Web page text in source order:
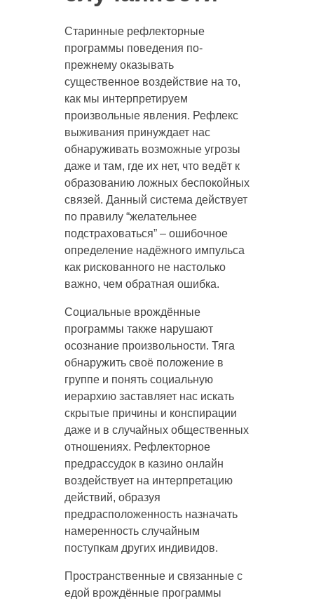
Старинные рефлекторные
программы поведения по-
прежнему оказывать
существенное воздействие на то,
как мы интерпретируем
произвольные явления. Рефлекс
выживания принуждает нас
обнаруживать возможные угрозы
даже и там, где их нет, что ведёт к
образованию ложных беспокойных
связей. Данный система действует
по правилу “желательнее
подстраховаться” – ошибочное
определение надёжного импульса
как рискованного не настолько
важно, чем обратная ошибка.
Социальные врождённые
программы также нарушают
осознание произвольности. Тяга
обнаружить своё положение в
группе и понять социальную
иерархию заставляет нас искать
скрытые причины и конспирации
даже и в случайных общественных
отношениях. Рефлекторное
предрассудок в казино онлайн
воздействует на интерпретацию
действий, образуя
предрасположенность назначать
намеренность случайным
поступкам других индивидов.
Пространственные и связанные с
едой врождённые программы